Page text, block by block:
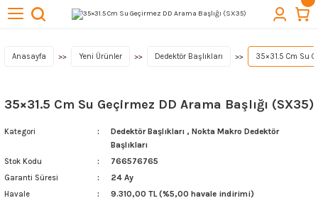
Geri Dön
Geri Dön
Geri Dön
Başlıkları
Geri Dön
Geri Dön
Kazı Ekipmanları
Anasayfa Yeni Ürünler Dedektör Başlıkları 35×31.5 Cm Su
35×31.5 Cm Su Geçirmez DD Arama Başlığı (SX35)
Kategori Dedektör Başlıkları , Nokta Makro Dedektör
Başlıkları
Stok Kodu 766576765
Garanti Süresi 24 Ay
Havale 9.310,00 TL (%5,00 havale indirimi)